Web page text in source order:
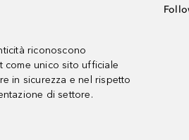
riconoscono
come unico sito ufficiale
in sicurezza e nel rispetto
di settore.